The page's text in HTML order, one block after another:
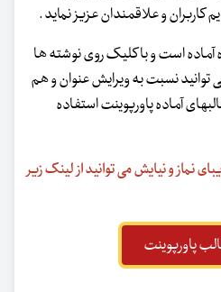
کاربران و علاقمندان عزیز نماید .
آماده است و با کلیک روی نوشته ها
نسبت به ویرایش عنوان و هم
آماده پاورپوینت استفاده
نماز و نیایش می توانید از لینک زیر
پاورپوینت